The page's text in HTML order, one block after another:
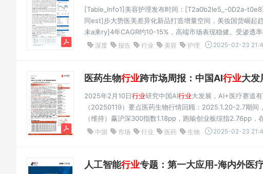
[Table_Info1]美容护理发布时间：[T2a0b2le5_-0D2a-
同est]步大势医美差异化新品打造增量空间，美妆国货崛起
未a来ry]4年CAGR约10-15%，高端市场表现稳健。受渗透
长，根据中国整[历Ta史bl收e_益Pi率cQ曲uo线te]形美容
深度 报告 行业 美容 护理 2025-02-23
医药生物行业跨市场周报：中国AI行业大发
2025年2月10日行业研究中国AI行业大发展，AI+医疗赛道
（20250119）要点医药生物行情回顾：2025.1.20-2.7期
（维持）赢沪深300指数1.18pp，跑输创业板综指2.76pp，
9.00%，跑输恒生国企指数0.50pp。作者上市公司研发进
中国 市场 行业 医药 生物 2025-02-23
人工智能行业专题：第一大应用-海内外医